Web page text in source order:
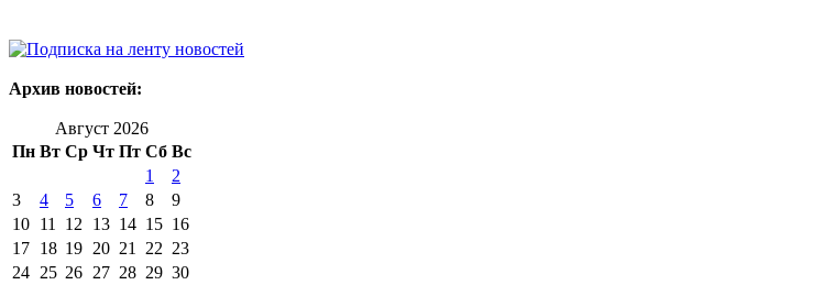
Архив новостей:
Август 2026
Пн Вт Ср Чт Пт Сб Вс
1
2
3
4 5 6 7 8
9
10 11 12 13 14 15 16
17 18 19 20 21 22 23
24 25 26 27 28 29 30